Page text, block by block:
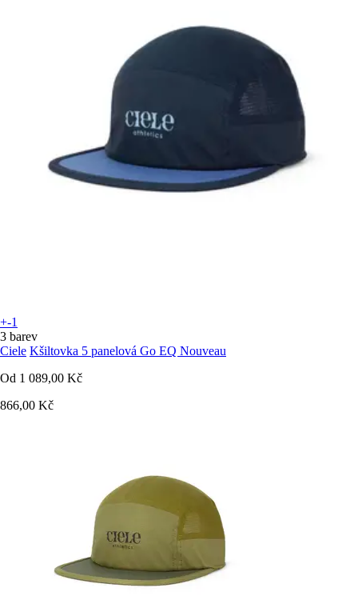
+-1
3 barev
Ciele Kšiltovka 5 panelová Go EQ Nouveau
Od 1 089,00 Kč
866,00 Kč